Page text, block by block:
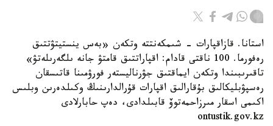
استانا. قازاقپارات - شىمكەنتتە وتكەن «بەس ينستيتۋتتىق
رەفورما. 100 ناقتى قادام: اقپاراتتىق قامتۋ جانە ىلگەرىلەتۋ»
تاقىرىبىندا وتكەن ايماقتىق جۋرناليستەر فورۋمىنا قاتىسقان
رەسپۋبليكالىق بۇقارالىق اقپارات قۇرالدارىنىڭ وكىلدەرىن وبلىس
اكىمى اسقار مىرزاحمەتوۆ قابىلدادى، دەپ حابارلادى
ontustik.gov.kz